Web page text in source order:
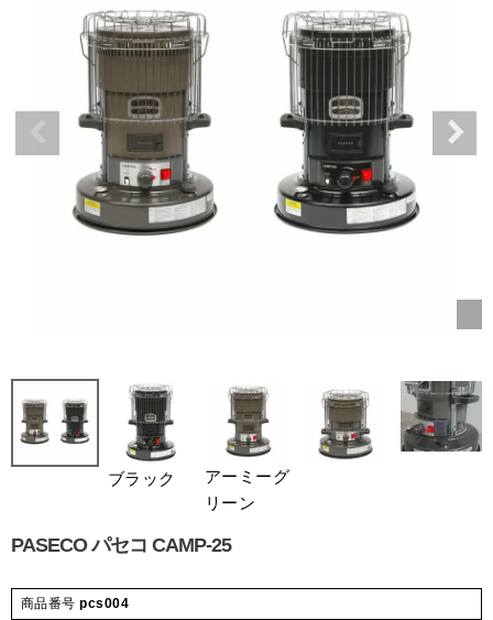
ブラック
アーミーグ
リーン
PASECO パセコ CAMP-25
商品番号 pcs004